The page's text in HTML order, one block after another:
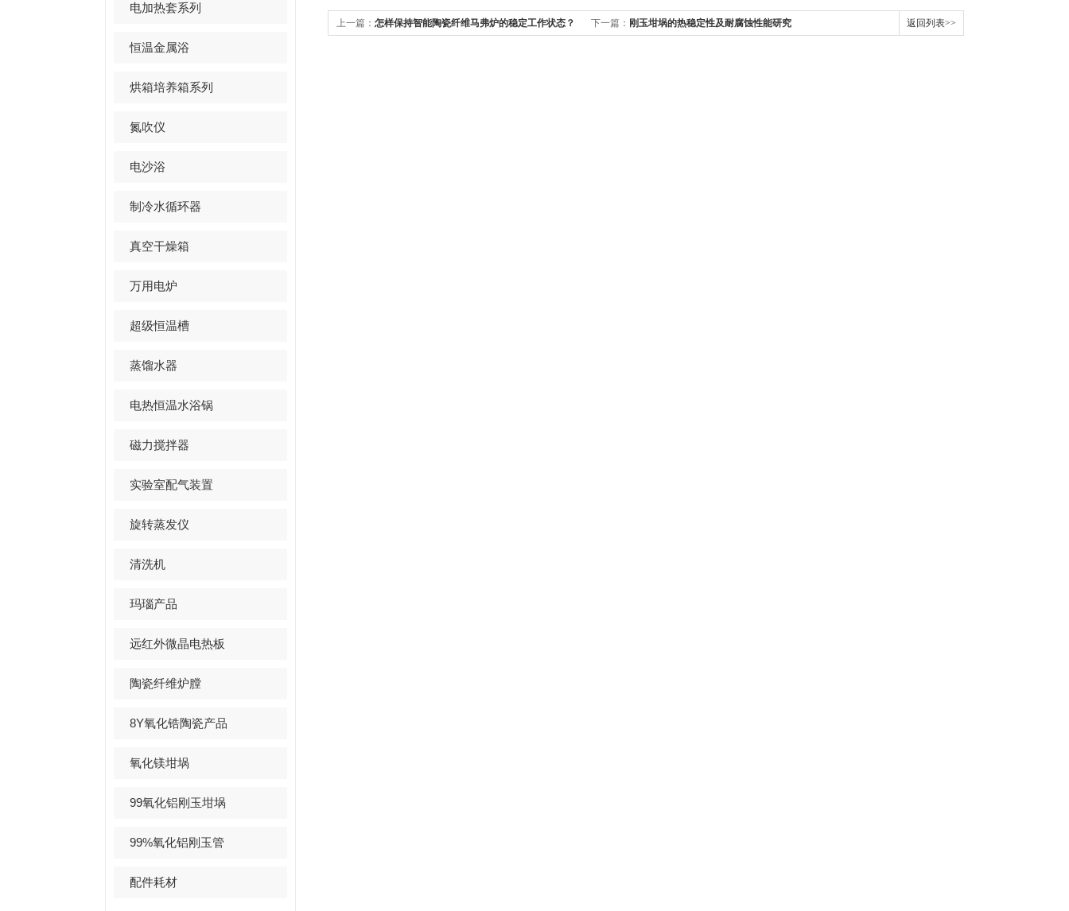
电加热套系列
恒温金属浴
烘箱培养箱系列
氮吹仪
电沙浴
制冷水循环器
真空干燥箱
万用电炉
超级恒温槽
蒸馏水器
电热恒温水浴锅
磁力搅拌器
实验室配气装置
旋转蒸发仪
清洗机
玛瑙产品
远红外微晶电热板
陶瓷纤维炉膛
8Y氧化锆陶瓷产品
氧化镁坩埚
99氧化铝刚玉坩埚
99%氧化铝刚玉管
配件耗材
上一篇： 怎样保持智能陶瓷纤维马弗炉的稳定工作状态？ 下一篇： 刚玉坩埚的热稳定性及耐腐蚀性能研究 返回列表>>